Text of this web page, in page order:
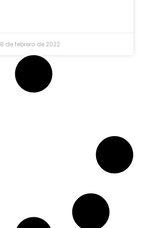
8 de febrero de 2022